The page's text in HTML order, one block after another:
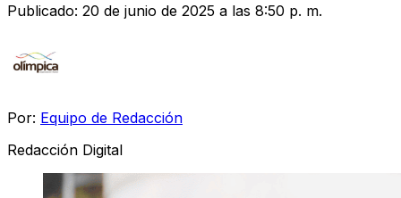
Publicado: 20 de junio de 2025 a las 8:50 p. m.
Por: Equipo de Redacción
Redacción Digital